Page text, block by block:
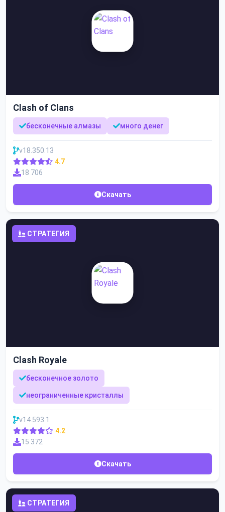
Clash of Clans
бесконечные алмазы много денег
v18.350.13
4.7
18 706
Скачать
СТРАТЕГИЯ
Clash Royale
бесконечное золото
неограниченные кристаллы
v14.593.1
4.2
15 372
Скачать
СТРАТЕГИЯ